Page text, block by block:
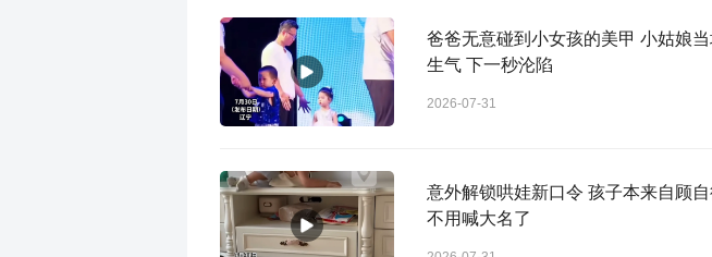
爸爸无意碰到小女孩的美甲 小姑娘
生气 下一秒沦陷
2026-07-31
意外解锁哄娃新口令 孩子本来自顾
不用喊大名了